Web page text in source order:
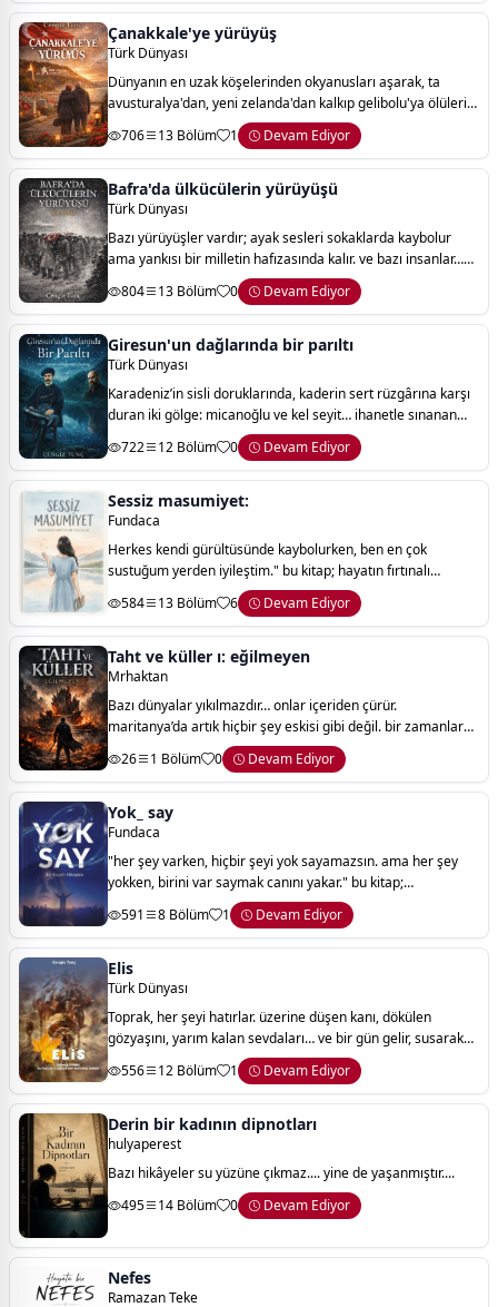
Çanakkale'ye yürüyüş
Türk Dünyası
Dünyanın en uzak köşelerinden okyanusları aşarak, ta
avusturalya'dan, yeni zelanda'dan kalkıp gelibolu'ya ölülerini
ziyarete gelen düşmanlarımızla, bir adımlık yolu yürümeye
üşenen bizler yarın huzuru
706 13 Bölüm 1 Devam Ediyor
Bafra'da ülkücülerin yürüyüşü
Türk Dünyası
Bazı yürüyüşler vardır; ayak sesleri sokaklarda kaybolur
ama yankısı bir milletin hafızasında kalır. ve bazı insanlar…
kendi geleceklerini bir kenara bırakıp, bir ülkenin yarınını
omuzlarında taşır.
804 13 Bölüm 0 Devam Ediyor
Giresun'un dağlarında bir parıltı
Türk Dünyası
Karadeniz’in sisli doruklarında, kaderin sert rüzgârına karşı
duran iki gölge: micanoğlu ve kel seyit… ihanetle sınanan
mertlik, dağların sessizliğinde yankılanır. bir yanda dostluk,
bir yanda pusuda
722 12 Bölüm 0 Devam Ediyor
Sessiz masumiyet:
Fundaca
Herkes kendi gürültüsünde kaybolurken, ben en çok
sustuğum yerden iyileştim." bu kitap; hayatın fırtınalı
yollarından geçmiş, kırgınlıklarını sessizce göğüslemiş ama
içindeki saf kalbi ve sadakat aray
584 13 Bölüm 6 Devam Ediyor
Taht ve küller ı: eğilmeyen
Mrhaktan
Bazı dünyalar yıkılmazdır… onlar içeriden çürür.
maritanya’da artık hiçbir şey eskisi gibi değil. bir zamanlar
tek bir irade altında birleşmiş olan bu topraklar, şimdilerde
korku, güç ve sessizlikl
26 1 Bölüm 0 Devam Ediyor
Yok_ say
Fundaca
"her şey varken, hiçbir şeyi yok sayamazsın. ama her şey
yokken, birini var saymak canını yakar." ​bu kitap;
söylenmemiş sözlerin, görülmemiş yüzlerin ve kalbin en
kuytu köşesinde sessizce bekl
591 8 Bölüm 1 Devam Ediyor
Elis
Türk Dünyası
Toprak, her şeyi hatırlar. üzerine düşen kanı, dökülen
gözyaşını, yarım kalan sevdaları… ve bir gün gelir, susarak
konuşur. “elis” işte o suskunluğun içinden doğan bir
hikâyedir. aynı toprağın çocukla
556 12 Bölüm 1 Devam Ediyor
Derin bir kadının dipnotları
hulyaperest
Bazı hikâyeler su yüzüne çıkmaz.... yine de yaşanmıştır....
495
14 Bölüm 0 Devam Ediyor
Nefes
Ramazan Teke